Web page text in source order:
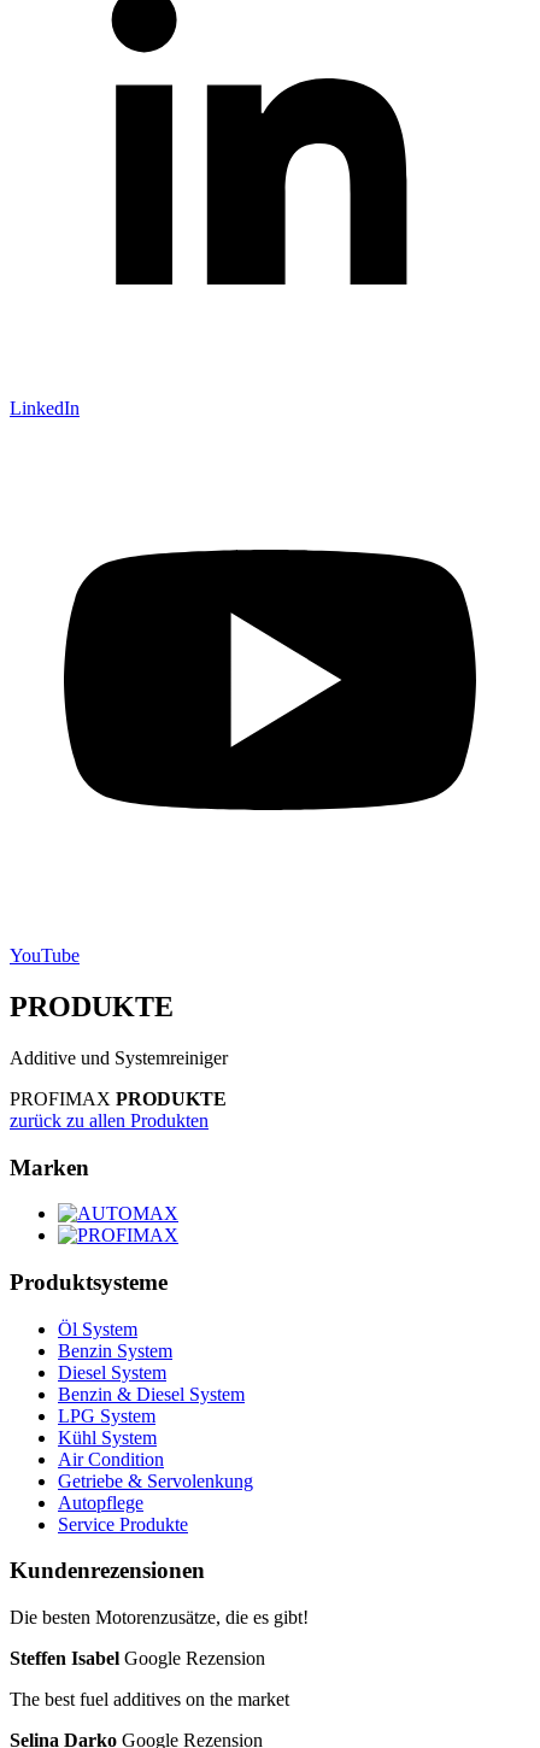
LinkedIn
YouTube
PRODUKTE
Additive und Systemreiniger
PROFIMAX PRODUKTE
zurück zu allen Produkten
Marken
Produktsysteme
Öl System
Benzin System
Diesel System
Benzin & Diesel System
LPG System
Kühl System
Air Condition
Getriebe & Servolenkung
Autopflege
Service Produkte
Kundenrezensionen
Die besten Motorenzusätze, die es gibt!
Steffen Isabel Google Rezension
The best fuel additives on the market
Selina Darko Google Rezension